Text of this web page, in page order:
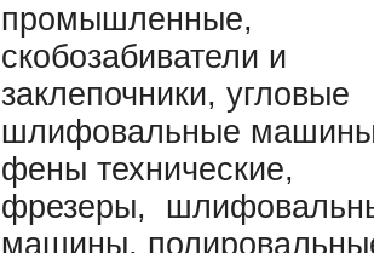
промышленные,
скобозабиватели и
заклепочники, угловые
шлифовальные
фены технические,
фрезеры,
машины,